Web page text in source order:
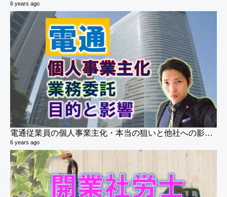
6 years ago
電通従業員の個人事業主化・本当の狙いと他社への影響は？(業務委託契約・フリーランス)
6 years ago